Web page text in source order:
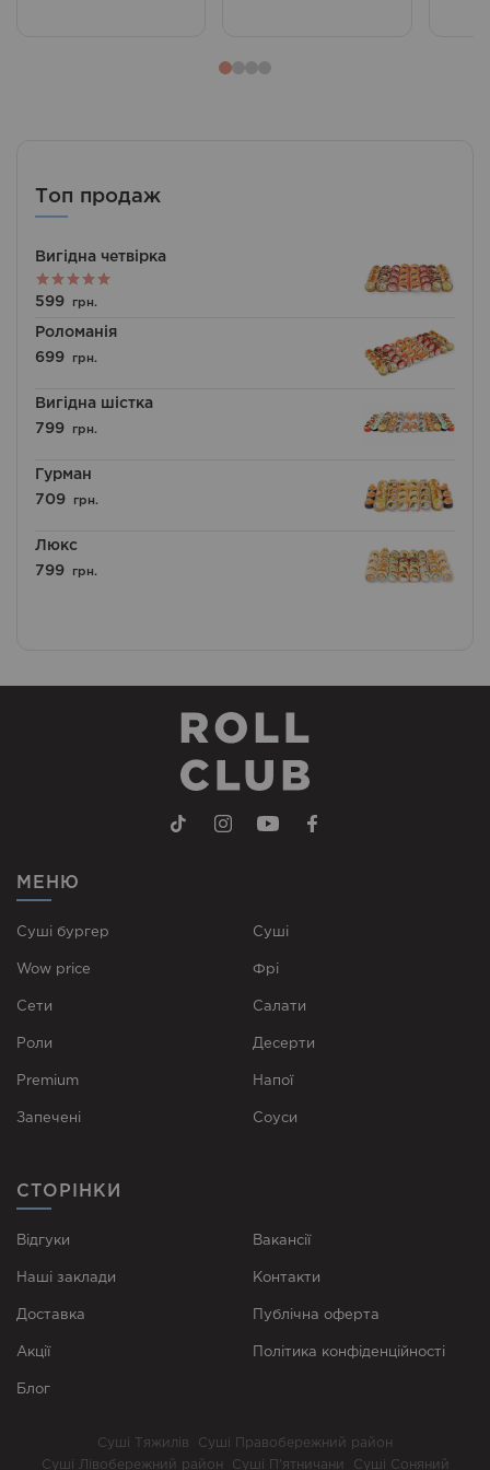
Топ продаж
Вигідна четвірка
Оцінено в
599 грн.
Роломанія
699
грн.
Вигідна шістка
799
грн.
Гурман
709
грн.
Люкс
799
грн.
МЕНЮ
Суші бургер
Wow price
Сети
Роли
Premium
Запечені
Суші
Фрі
Cалати
Десерти
Напої
Соуси
СТОРІНКИ
Відгуки
Наші заклади
Доставка
Акції
Блог
Вакансії
Контакти
Публічна оферта
Політика конфіденційності
Суші Тяжилів
Суші Правобережний район
Суші Лівобережний район
Суші П’ятничани Суші Соняний